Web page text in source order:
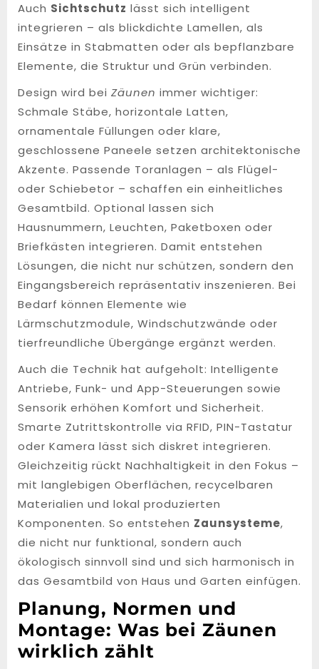
Auch Sichtschutz lässt sich intelligent
integrieren – als blickdichte Lamellen, als
Einsätze in Stabmatten oder als bepflanzbare
Elemente, die Struktur und Grün verbinden.
Design wird bei Zäunen immer wichtiger:
Schmale Stäbe, horizontale Latten,
ornamentale Füllungen oder klare,
geschlossene Paneele setzen architektonische
Akzente. Passende Toranlagen – als Flügel-
oder Schiebetor – schaffen ein einheitliches
Gesamtbild. Optional lassen sich
Hausnummern, Leuchten, Paketboxen oder
Briefkästen integrieren. Damit entstehen
Lösungen, die nicht nur schützen, sondern den
Eingangsbereich repräsentativ inszenieren. Bei
Bedarf können Elemente wie
Lärmschutzmodule, Windschutzwände oder
tierfreundliche Übergänge ergänzt werden.
Auch die Technik hat aufgeholt: Intelligente
Antriebe, Funk- und App-Steuerungen sowie
Sensorik erhöhen Komfort und Sicherheit.
Smarte Zutrittskontrolle via RFID, PIN-Tastatur
oder Kamera lässt sich diskret integrieren.
Gleichzeitig rückt Nachhaltigkeit in den Fokus –
mit langlebigen Oberflächen, recycelbaren
Materialien und lokal produzierten
Komponenten. So entstehen Zaunsysteme,
die nicht nur funktional, sondern auch
ökologisch sinnvoll sind und sich harmonisch in
das Gesamtbild von Haus und Garten einfügen.
Planung, Normen und
Montage: Was bei Zäunen
wirklich zählt